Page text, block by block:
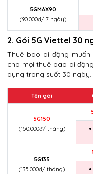
5GMAX90
(90.000đ/ 7 ngày)
2. Gói 5G Viettel 30
Thuê bao di động
cho mọi thuê bao di
dụng trong suốt 30 ngày.
Tên gói
5G150
(150.000đ/ tháng)
5G135
(135.000đ/ tháng)